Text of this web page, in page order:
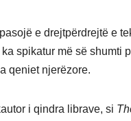
e drejtpërdrejtë e
spikatur më së shumti
qeniet njerëzore.
i qindra librave, si